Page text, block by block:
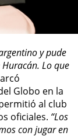
y pude
Lo que
Globo en la
al club
oficiales. “Los
con jugar en